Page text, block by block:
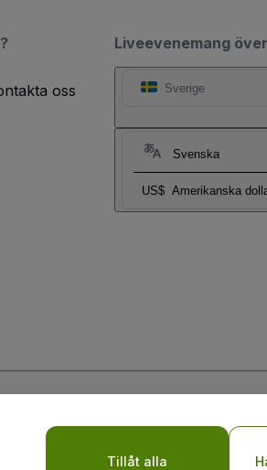
Liveevenemang
Sverige
Svenska
US$ Amerikanska
oss
Tillåt alla